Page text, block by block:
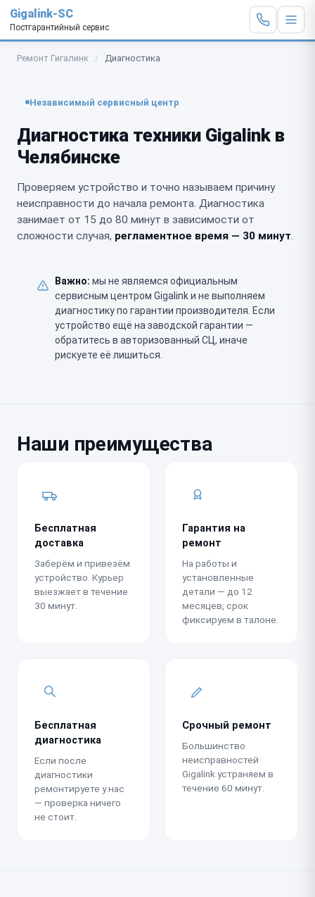
Gigalink-SC
Постгарантийный сервис
Ремонт Гигалинк / Диагностика
Независимый сервисный центр
Диагностика техники Gigalink в
Челябинске
Проверяем устройство и точно называем причину
неисправности до начала ремонта. Диагностика
занимает от 15 до 80 минут в зависимости от
сложности случая, регламентное время — 30 минут
Важно: мы не являемся официальным
сервисным центром Gigalink и не выполняем
диагностику по гарантии производителя. Если
устройство ещё на заводской гарантии —
обратитесь в авторизованный СЦ, иначе
рискуете её лишиться.
Наши преимущества
Бесплатная
доставка
Заберём и привезём
устройство. Курьер
выезжает в течение
30 минут.
Гарантия на
ремонт
На работы и
установленные
детали — до 12
месяцев, срок
фиксируем в талоне.
Бесплатная
диагностика
Если после
диагностики
ремонтируете у нас
— проверка ничего
не стоит.
Срочный ремонт
Большинство
неисправностей
Gigalink устраняем в
течение 60 минут.